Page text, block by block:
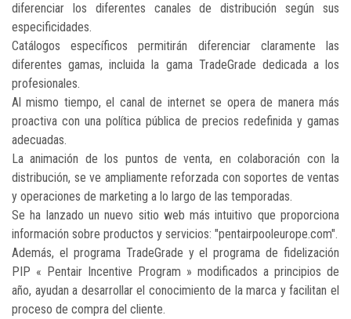
diferenciar los diferentes canales de distribución según sus
especificidades.
Catálogos específicos permitirán diferenciar claramente las
diferentes gamas, incluida la gama TradeGrade dedicada a los
profesionales.
Al mismo tiempo, el canal de internet se opera de manera más
proactiva con una política pública de precios redefinida y gamas
adecuadas.
La animación de los puntos de venta, en colaboración con la
distribución, se ve ampliamente reforzada con soportes de ventas
y operaciones de marketing a lo largo de las temporadas.
Se ha lanzado un nuevo sitio web más intuitivo que proporciona
información sobre productos y servicios: "pentairpooleurope.com".
Además, el programa TradeGrade y el programa de fidelización
PIP « Pentair Incentive Program » modificados a principios de
año, ayudan a desarrollar el conocimiento de la marca y facilitan el
proceso de compra del cliente.